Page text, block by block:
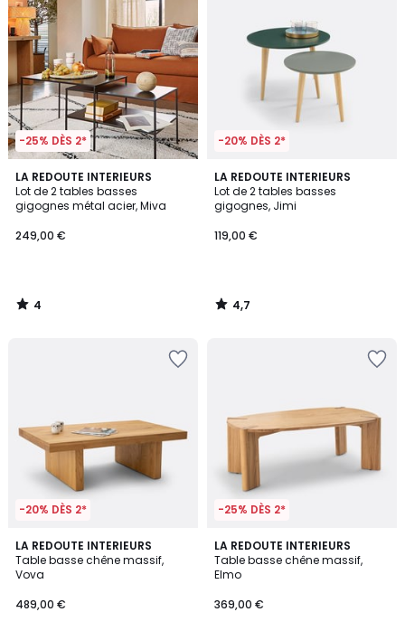
-25% DÈS 2*
LA REDOUTE INTERIEURS
Lot de 2 tables basses
gigognes métal acier, Miva
249,00 €
4
/
5
4
/
-20% DÈS 2*
LA REDOUTE INTERIEURS
Lot de 2 tables basses
gigognes, Jimi
119,00 €
4,7
/ 5
4,7
/
-20% DÈS 2*
LA REDOUTE INTERIEURS
Table basse chêne massif,
Vova
489,00 €
4,5
/ 5
-25% DÈS 2*
LA REDOUTE INTERIEURS
Table basse chêne massif,
Elmo
369,00 €
4,6
/ 5